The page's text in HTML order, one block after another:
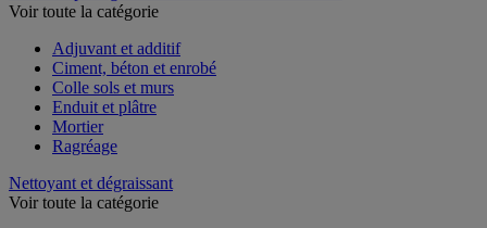
Voir toute la catégorie
Adjuvant et additif
Ciment, béton et enrobé
Colle sols et murs
Enduit et plâtre
Mortier
Ragréage
Nettoyant et dégraissant
Voir toute la catégorie